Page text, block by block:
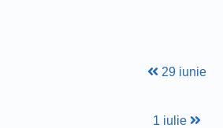
29 iunie
1 iulie